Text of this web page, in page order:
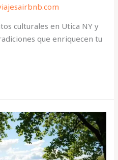
culturales en Utica NY y
que enriquecen tu